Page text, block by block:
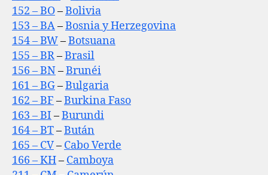
152 – BO–Bolivia
153 – BA–Bosnia y Herzegovina
154 – BW–Botsuana
155 – BR–Brasil
156 – BN–Brunéi
161 – BG–Bulgaria
162 – BF –Burkina Faso
163 – BI –Burundi
164 – BT–Bután
165 – CV– Cabo Verde
166 – KH– Camboya